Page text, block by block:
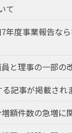
て
年度事業報告な
と理事の一部の
記事が掲載され
額件数の急増に